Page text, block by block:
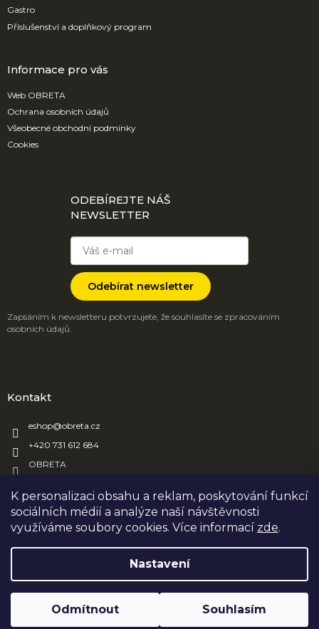
K personalizaci obsahu a reklam, poskytování funkcí
sociálních médií a analýze naší návštěvnosti
využíváme soubory cookies. Více informací zde.
Nastavení
Odmítnout Souhlasím
Gastro
Příslušenství a doplňkový program
Informace pro vás
Web OBRETA
Ochrana osobních údajů
Všeobecné obchodní podmínky
Cookies
ODEBÍREJTE NÁŠ
NEWSLETTER
Odebírat newsletter
Zapsáním k newsletteru potvrzujete, že souhlasíte se zpracováním
osobních údajů.
Kontakt
eshop@obreta.cz
+420 731 612 684
OBRETA
Vytvořil Shoptet